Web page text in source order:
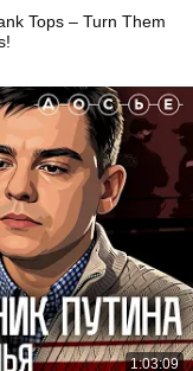
Tops – Turn Them
1:03:09